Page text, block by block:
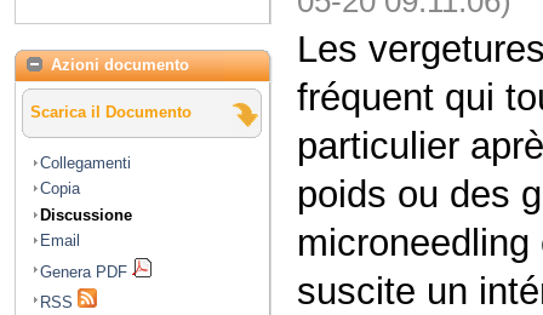
Azioni documento
Scarica il Documento
Collegamenti
Copia
Discussione
Email
Genera PDF
RSS
Les
fréquent qui
particulier
poids ou des
suscite un